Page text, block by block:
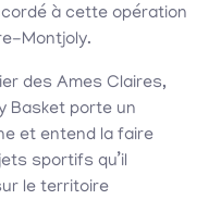
à cette opération
Montjoly.
des Ames Claires,
Basket porte un
et entend la faire
sportifs qu’il
le territoire